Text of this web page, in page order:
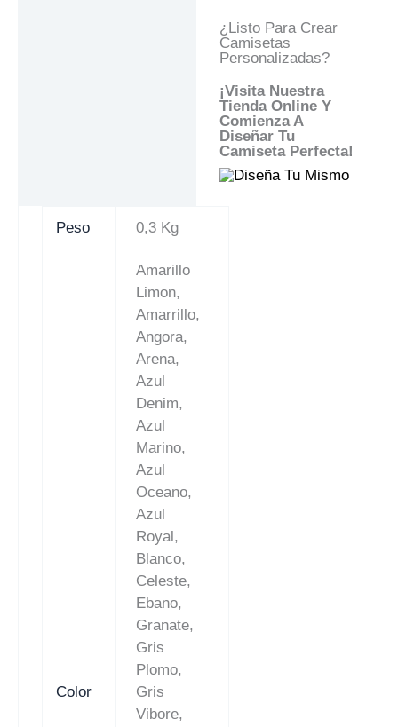
¿Listo Para Crear
Camisetas
Personalizadas?
¡Visita Nuestra
Tienda Online Y
Comienza A
Diseñar Tu
Camiseta Perfecta!
Peso 0,3 Kg
Color
Amarillo
Limon,
Amarrillo,
Angora,
Arena,
Azul
Denim,
Azul
Marino,
Azul
Oceano,
Azul
Royal,
Blanco,
Celeste,
Ebano,
Granate,
Gris
Plomo,
Gris
Vibore,